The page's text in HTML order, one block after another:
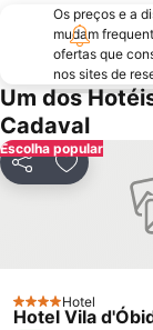
Gare do Oriente
Centro Colombo
Lumiar
Mosteiro de
KidZania
Pavilhão Multiusos
FIL Feira
Lisbon Zoo
Os preços e a
mudam
ofertas que
nos sites de
Um dos
Cadaval
Escolha popular
PartilharAdicionar
4 Estrelas
Hotel
Hotel Vila